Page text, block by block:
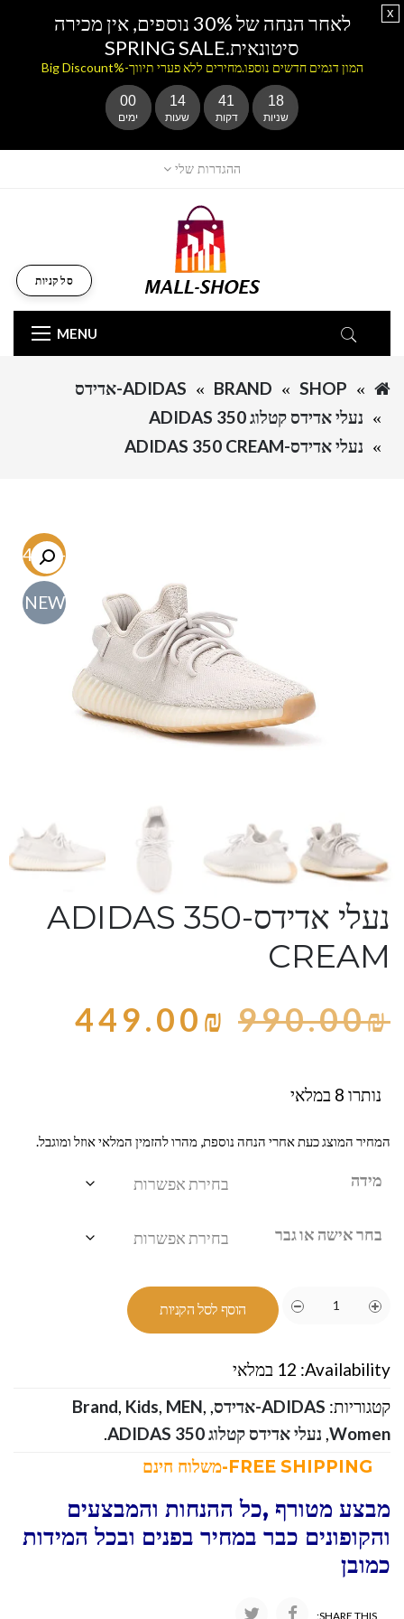
ההגדרות שלי
MENU
סל קניות
SHOP
BRAND
ADIDAS-אדידס
נעלי אדידס קטלוג ADIDAS 350
נעלי אדידס-ADIDAS 350 CREAM
-54.6%
NEW
נעלי אדידס-ADIDAS 350
CREAM
990.00₪
449.00₪
נותרו 8 במלאי
המחיר המוצג כעת אחרי הנחה נוספת, מהרו להזמין המלאי אוזל ומוגבל.
מידה
בחר אישה או גבר
הוסף לסל הקניות
Availability: 12 במלאי
קטגוריות: ADIDAS-אדידס ,
Brand, Kids, MEN,
Women
, נעלי אדידס קטלוג ADIDAS 350
.
מבצע מטורף ,כל ההנחות והמבצעים
והקופונים כבר במחיר בפנים ובכל המידות
כמובן
SHARE THIS:
לאחר הנחה של 30% נוספים, אין מכירה
סיטונאית.SPRING SALE
המון דגמים חדשים נוספו.מחירים ללא פערי תיווך-%Big Discount
00
ימים
14
שעות
41
דקות
18
שניות
x